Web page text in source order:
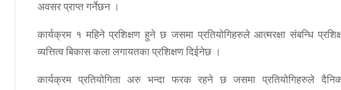
अवसर प्राप्त गर्नेछन ।
कार्यक्रम १ महिने प्रशिक्षण हुने छ जसमा प्रतियोगिहरुले आत्मरक्षा संबन्धि
व्यत्तित्व बिकास कला लगायतका प्रशिक्षण दिईनेछ ।
कार्यक्रम प्रतियोगिता अरु भन्दा फरक रहने छ जसमा प्रतियोगिहरुले